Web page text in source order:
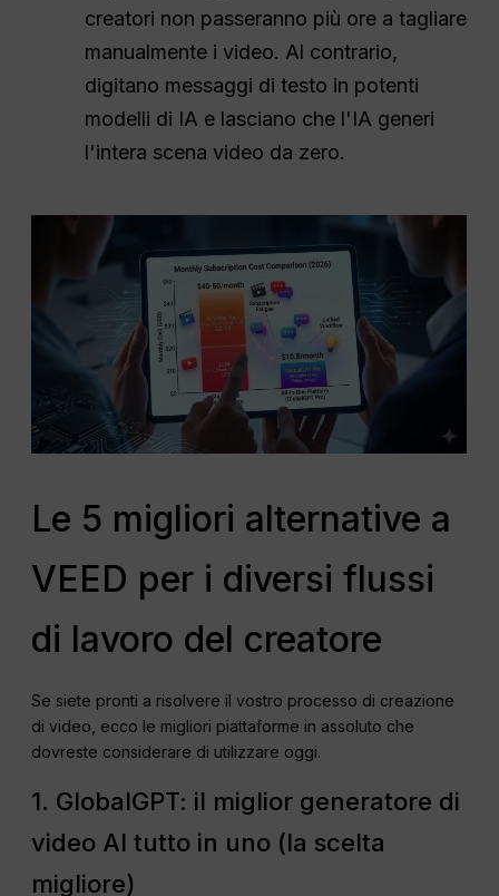
creatori non passeranno più ore a tagliare
manualmente i video. Al contrario,
digitano messaggi di testo in potenti
modelli di IA e lasciano che l'IA generi
l'intera scena video da zero.
Le 5 migliori alternative a
VEED per i diversi flussi
di lavoro del creatore
Se siete pronti a risolvere il vostro processo di creazione
di video, ecco le migliori piattaforme in assoluto che
dovreste considerare di utilizzare oggi.
1. GlobalGPT: il miglior generatore di
video AI tutto in uno (la scelta
migliore)